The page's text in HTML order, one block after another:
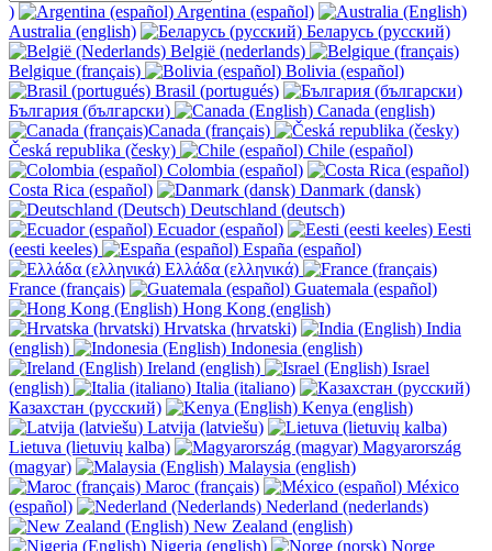
)
Argentina (español)
Australia (english)
Беларусь (русский)
België (nederlands)
Belgique (français)
Bolivia (español)
Brasil (portugués)
България (български)
Canada (english)
Canada (français)
Česká republika (česky)
Chile (español)
Colombia (español)
Costa Rica (español)
Danmark (dansk)
Deutschland (deutsch)
Ecuador (español)
Eesti
(eesti keeles)
España (español)
Ελλάδα (ελληνικά)
France (français)
Guatemala (español)
Hong Kong (english)
Hrvatska (hrvatski)
India
(english)
Indonesia (english)
Ireland (english)
Israel
(english)
Italia (italiano)
Казахстан (русский)
Kenya (english)
Latvija (latviešu)
Lietuva (lietuvių kalba)
Magyarország
(magyar)
Malaysia (english)
Maroc (français)
México
(español)
Nederland (nederlands)
New Zealand (english)
Nigeria (english)
Norge